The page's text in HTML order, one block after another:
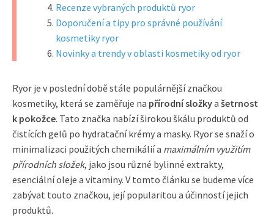
Recenze vybraných produktů ryor
Doporučení a tipy pro správné používání
kosmetiky ryor
Novinky a trendy v oblasti kosmetiky od ryor
Ryor je v poslední době stále populárnější značkou
kosmetiky, která se zaměřuje na přírodní složkya šetrnost
k pokožce. Tato značka nabízí širokou škálu produktů od
čistících gelů po hydratační krémy a masky. Ryor se snaží o
minimalizaci použitých chemikálií a maximálním využitím
přírodních složek, jako jsou různé bylinné extrakty,
esenciální oleje a vitaminy. V tomto článku se budeme více
zabývat touto značkou, její popularitou a účinností jejich
produktů.